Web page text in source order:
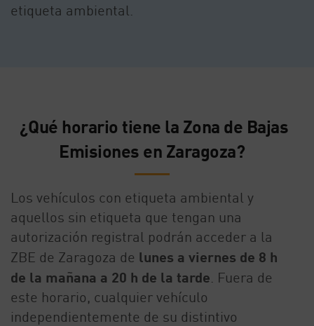
etiqueta ambiental.
¿Qué horario tiene la Zona de Bajas
Emisiones en Zaragoza?
Los vehículos con etiqueta ambiental y
aquellos sin etiqueta que tengan una
autorización registral podrán acceder a la
ZBE de Zaragoza de lunes a viernes de 8 h
de la mañana a 20 h de la tarde . Fuera de
este horario, cualquier vehículo
independientemente de su distintivo